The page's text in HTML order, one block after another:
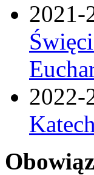
2021-
2022-